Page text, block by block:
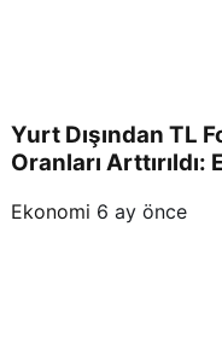
Yurt Dışından TL
Oranları
Ekonomi 6 ay önce